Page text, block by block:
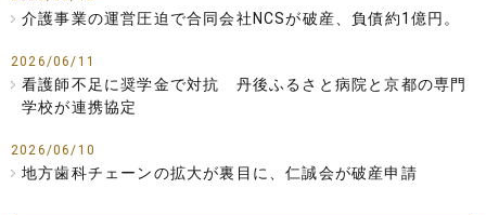
介護事業の運営圧迫で合同会社NCSが破産、負債約1億円。
2026/06/11
看護師不足に奨学金で対抗 丹後ふるさと病院と京都の専門
学校が連携協定
2026/06/10
地方歯科チェーンの拡大が裏目に、仁誠会が破産申請